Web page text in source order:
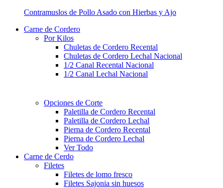
Contramuslos de Pollo Asado con Hierbas y Ajo
Carne de Cordero
Por Kilos
Chuletas de Cordero Recental
Chuletas de Cordero Lechal Nacional
1/2 Canal Recental Nacional
1/2 Canal Lechal Nacional
Opciones de Corte
Paletilla de Cordero Recental
Paletilla de Cordero Lechal​
Pierna de Cordero Recental
Pierna de Cordero Lechal
Ver Todo
Carne de Cerdo
Filetes
Filetes de lomo fresco
Filetes Sajonia sin huesos